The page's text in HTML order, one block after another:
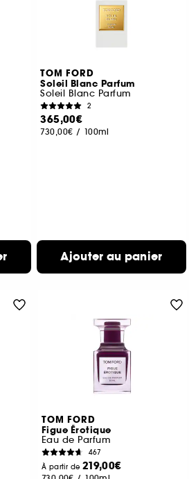
TOM FORD
Soleil Blanc Parfum
Soleil Blanc Parfum
2
365,00€
730,00€ / 100ml
Ajouter au panier
TOM FORD
Figue Érotique
Eau de Parfum
467
À partir de 219,00€